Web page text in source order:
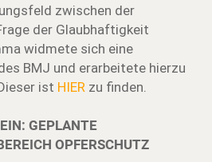
zwischen der
der Glaubhaftigkeit
widmete sich eine
BMJ und erarbeitete hierzu
ist HIER zu finden.
GEPLANTE
OPFERSCHUTZ